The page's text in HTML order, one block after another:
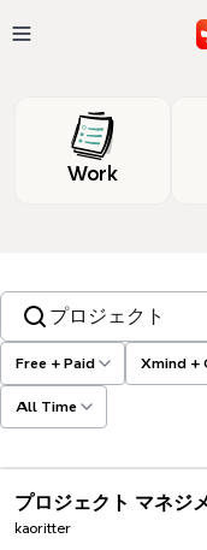
Work
Free + Paid Xmind +
All Time
Search templates,
Xmind Favorites
プロジェクト マネジ
kaoritter